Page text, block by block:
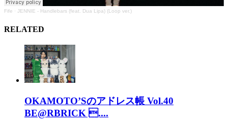
Fife · JENNIE - Handlebars (feat. Dua Lipa) (Loop ver.)
RELATED
OKAMOTO’Sのアドレス帳 Vol.40
BE@RBRICK ....